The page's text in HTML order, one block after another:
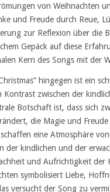
von Weihnachten
und Freude durch Reue,
zur Reflexion über die
Gepäck auf diese
Kern des Songs mit der
hingegen ist ein
Kontrast zwischen der
Botschaft ist, dass sich
die Magie und
eine Atmosphäre
der kindlichen und der
und Aufrichtigkeit der
symbolisiert Liebe,
versucht der Song zu